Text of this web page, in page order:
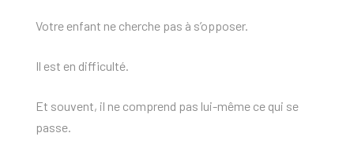
Votre enfant ne cherche pas à s’opposer.
Il est en difficulté.
Et souvent, il ne comprend pas lui-même ce qui se
passe.